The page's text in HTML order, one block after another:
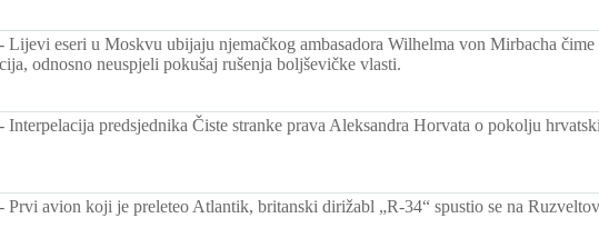
- Lijevi eseri u Moskvu ubijaju njemačkog ambasadora Wilhelma von Mirbacha čime
odnosno neuspjeli pokušaj rušenja boljševičke vlasti.
- Interpelacija predsjednika Čiste stranke prava Aleksandra Horvata o pokolju
- Prvi avion koji je preleteo Atlantik, britanski dirižabl „R-34“ spustio se na